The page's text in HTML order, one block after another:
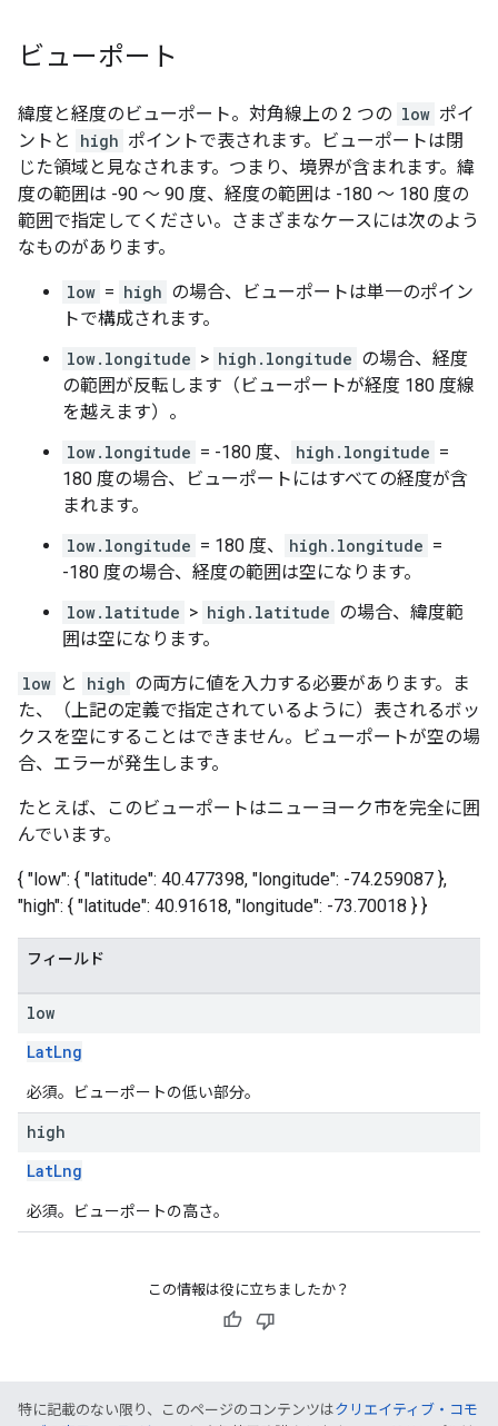
ビューポート
緯度と経度のビューポート。対角線上の 2 つの low ポイ
ントと
high ポイントで表されます。ビューポートは閉
じた領域と見なされます。つまり、境界が含まれます。緯
度の範囲は -90 ～ 90 度、経度の範囲は -180 ～ 180 度の
範囲で指定してください。さまざまなケースには次のよう
なものがあります。
low = high の場合、ビューポートは単一のポイン
トで構成されます。
low.longitude > high.longitude の場合、経度
の範囲が反転します（ビューポートが経度 180 度線
を越えます）。
low.longitude = -180 度、 high.longitude =
180 度の場合、ビューポートにはすべての経度が含
まれます。
low.longitude = 180 度、 high.longitude =
-180 度の場合、経度の範囲は空になります。
low.latitude > high.latitude の場合、緯度範
囲は空になります。
low と high の両方に値を入力する必要があります。ま
た、（上記の定義で指定されているように）表されるボッ
クスを空にすることはできません。ビューポートが空の場
合、エラーが発生します。
たとえば、このビューポートはニューヨーク市を完全に囲
んでいます。
{ "low": { "latitude": 40.477398, "longitude": -74.259087 },
"high": { "latitude": 40.91618, "longitude": -73.70018 } }
フィールド
low
LatLng
必須。ビューポートの低い部分。
high
LatLng
必須。ビューポートの高さ。
この情報は役に立ちましたか？
特に記載のない限り、このページのコンテンツはクリエイティブ・コモ